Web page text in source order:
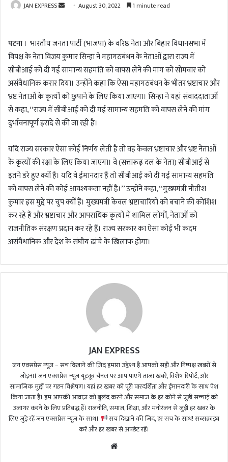
JAN EXPRESS
d
a
n
e
m
a
i
August 30, 2022 1 minute read
पटना । भारतीय जनता पार्टी (भाजपा) के वरिष्ठ नेता और बिहार विधानसभा में
विपक्ष के नेता विजय कुमार सिन्हा ने महागठबंधन के नेताओं द्वारा राज्य में
सीबीआई को दी गई सामान्य सहमति को वापस लेने की मांग को सोमवार को
असंवैधानिक करार दिया। उन्होंने कहा कि ऐसा महागठबंधन के भीतर भ्रष्टाचार और
भ्रष्ट नेताओं के कृत्यों को छुपाने के लिए किया जाएगा। सिन्हा ने यहां संवाददाताओं
से कहा, ‘‘राज्य में सीबीआई को दी गई सामान्य सहमति को वापस लेने की मांग
दुर्भावनापूर्ण इरादे से की जा रही है।
यदि राज्य सरकार ऐसा कोई निर्णय लेती है तो वह केवल भ्रष्टाचार और भ्रष्ट नेताओं
के कृत्यों की रक्षा के लिए किया जाएगा। वे (सत्तारूढ़ दल के नेता) सीबीआई से
इतने डरे हुए क्यों हैं। यदि वे ईमानदार हैं तो सीबीआई को दी गई सामान्य सहमति
को वापस लेने की कोई आवश्यकता नहीं है।’’ उन्होंने कहा, ‘‘मुख्यमंत्री नीतीश
कुमार इस मुद्दे पर चुप क्यों हैं। मुख्यमंत्री केवल भ्रष्टाचारियों को बचाने की कोशिश
कर रहे हैं और भ्रष्टाचार और आपराधिक कृत्यों में शामिल लोगों, नेताओं को
राजनीतिक संरक्षण प्रदान कर रहे हैं। राज्य सरकार का ऐसा कोई भी कदम
असंवैधानिक और देश के संघीय ढांचे के खिलाफ होगा।
JAN EXPRESS
जन एक्सप्रेस न्यूज़ – सच दिखाने की ज़िद हमारा उद्देश्य है आपको सही और निष्पक्ष खबरों से
जोड़ना। जन एक्सप्रेस न्यूज़ यूट्यूब चैनल पर आप पाएंगे ताजा खबरें, विशेष रिपोर्ट, और
सामाजिक मुद्दों पर गहन विश्लेषण। यहां हर खबर को पूरी पारदर्शिता और ईमानदारी के साथ पेश
किया जाता है। हम आपकी आवाज़ को बुलंद करने और समाज के हर कोने से जुड़ी सच्चाई को
उजागर करने के लिए प्रतिबद्ध हैं। राजनीति, समाज, शिक्षा, और मनोरंजन से जुड़ी हर खबर के
लिए जुड़े रहें जन एक्सप्रेस न्यूज़ के साथ।
सच दिखाने की ज़िद, हर सच के साथ! सब्सक्राइब
करें और हर खबर से अपडेट रहें।